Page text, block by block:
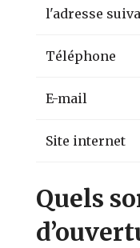
l'adresse
Téléphone
E-mail
Site internet
Quels